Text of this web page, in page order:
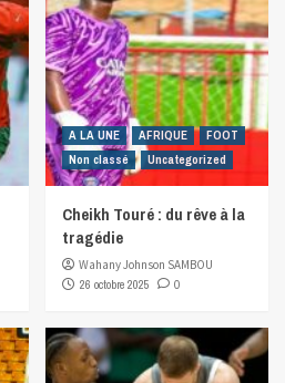
A LA UNE AFRIQUE
FOOT
Non classé
Uncategorized
Cheikh Touré : du rêve à la
tragédie
Wahany Johnson SAMBOU
26 octobre 2025
0